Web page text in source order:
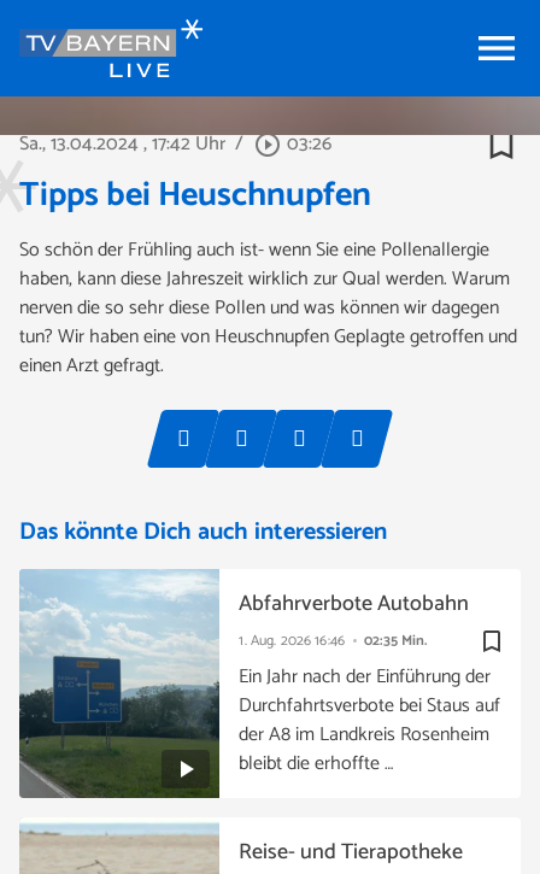
menu
Sa., 13.04.2024, 17:42 Uhr / play_circle_outline03:26 bookmark_border
Tipps bei Heuschnupfen
So schön der Frühling auch ist- wenn Sie eine Pollenallergie
haben, kann diese Jahreszeit wirklich zur Qual werden. Warum
nerven die so sehr diese Pollen und was können wir dagegen
tun? Wir haben eine von Heuschnupfen Geplagte getroffen und
einen Arzt gefragt.
Das könnte Dich auch interessieren
bookmark_border
1. Aug. 202616:46 02:35 Min.
Abfahrverbote Autobahn
Ein Jahr nach der Einführung der
Durchfahrtsverbote bei Staus auf
der A8 im Landkreis Rosenheim
bleibt die erhoffte …
Reise- und Tierapotheke